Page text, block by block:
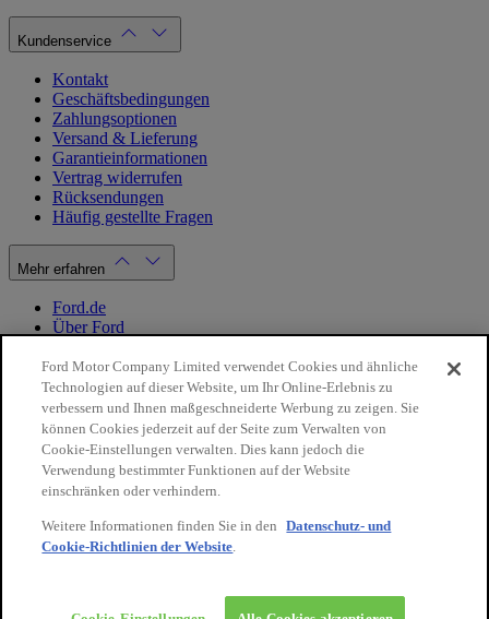
Kundenservice
Kontakt
Geschäftsbedingungen
Zahlungsoptionen
Versand & Lieferung
Garantieinformationen
Vertrag widerrufen
Rücksendungen
Häufig gestellte Fragen
Mehr erfahren
Ford.de
Über Ford
Datenschutzbestimmungen
Impressum
Mein Konto
Login / Registrierung
Meine Bestellungen
Land ändern
© 2026 Ford-Werke-GmbH
Ford Onlineshop
Ford Motor Company Limited verwendet Cookies und ähnliche
Technologien auf dieser Website, um Ihr Online-Erlebnis zu
verbessern und Ihnen maßgeschneiderte Werbung zu zeigen. Sie
können Cookies jederzeit auf der Seite zum Verwalten von
Cookie-Einstellungen verwalten. Dies kann jedoch die
Verwendung bestimmter Funktionen auf der Website
einschränken oder verhindern.
Weitere Informationen finden Sie in den
Datenschutz- und
Cookie-Richtlinien der Website.
Bestellung